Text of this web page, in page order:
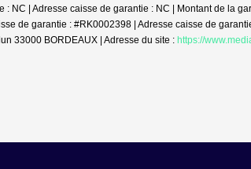
NC | Adresse caisse de garantie : NC | Montant de la
de garantie : #RK0002398 | Adresse caisse de
33000 BORDEAUX | Adresse du site : https://